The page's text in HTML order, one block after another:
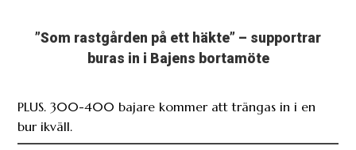
”Som rastgården på ett häkte” – supportrar
buras in i Bajens bortamöte
PLUS. 300-400 bajare kommer att trängas in i en
bur ikväll.